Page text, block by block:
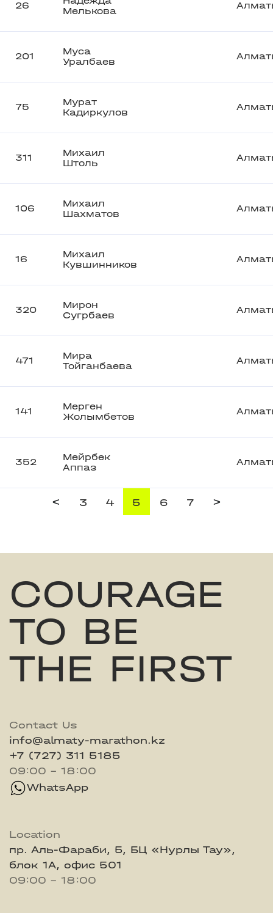
26
Мелькова
201
Муса
Уралбаев
75
Мурат
Кадиркулов
311
Михаил
Штоль
106
Михаил
Шахматов
16
Михаил
Кувшинников
320
Мирон
Сугрбаев
471
Мира
Тойганбаева
141
Мерген
Жолымбетов
352
Мейрбек
Аппаз
< 3 4 5 6 7 >
COURAGE
TO BE
THE FIRST
Contact Us
info@almaty-marathon.kz
+7 (727) 311 5185
09:00 - 18:00
WhatsApp
Location
пр. Аль-Фараби, 5, БЦ «Нурлы Тау»,
блок 1А, офис 501
09:00 - 18:00